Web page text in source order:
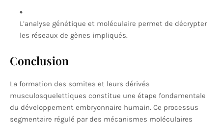
L’analyse génétique et moléculaire permet de décrypter
les réseaux de gènes impliqués.
Conclusion
La formation des somites et leurs dérivés
musculosquelettiques constitue une étape fondamentale
du développement embryonnaire humain. Ce processus
segmentaire régulé par des mécanismes moléculaires